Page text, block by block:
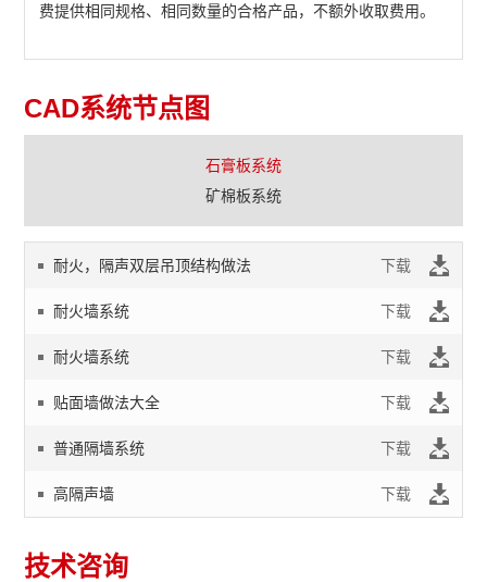
费提供相同规格、相同数量的合格产品，不额外收取费用。
CAD系统节点图
石膏板系统
矿棉板系统
耐火，隔声双层吊顶结构做法 下载
耐火墙系统 下载
耐火墙系统 下载
贴面墙做法大全 下载
普通隔墙系统 下载
高隔声墙 下载
技术咨询